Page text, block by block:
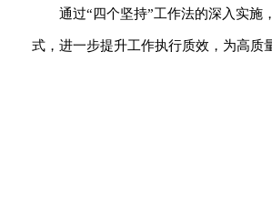
通过“四个坚持”工作法的深入实施
式，进一步提升工作执行质效，为高质